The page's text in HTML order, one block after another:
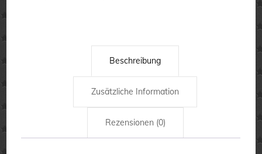
Beschreibung
Zusätzliche Information
Rezensionen (0)